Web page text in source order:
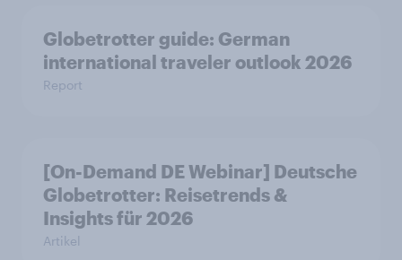
Globetrotter guide: German
international traveler outlook 2026
Report
[On-Demand DE Webinar] Deutsche
Globetrotter: Reisetrends &
Insights für 2026
Artikel